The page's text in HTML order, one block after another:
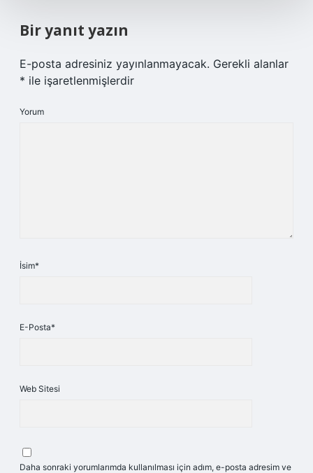
Bir yanıt yazın
E-posta adresiniz yayınlanmayacak. Gerekli alanlar
* ile işaretlenmişlerdir
Yorum
İsim*
E-Posta*
Web Sitesi
Daha sonraki yorumlarımda kullanılması için adım, e-posta adresim ve